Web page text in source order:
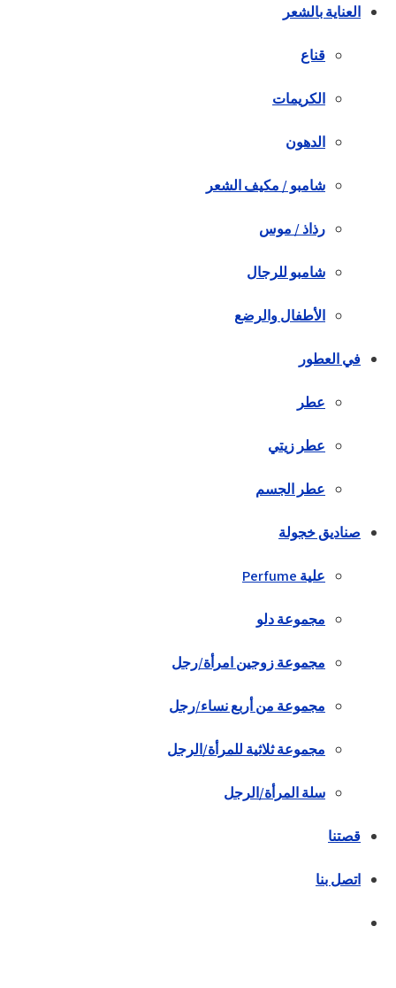
العناية بالشعر
قناع
الكريمات
الدهون
شامبو / مكيف الشعر
رذاذ / موس
شامبو للرجال
الأطفال والرضع
في العطور
عطر
عطر زيتي
عطر الجسم
صناديق خجولة
علية Perfume
مجموعة دلو
مجموعة زوجين امرأة/رجل
مجموعة من أربع نساء/رجل
مجموعة ثلاثية للمرأة/الرجل
سلة المرأة/الرجل
قصتنا
اتصل بنا